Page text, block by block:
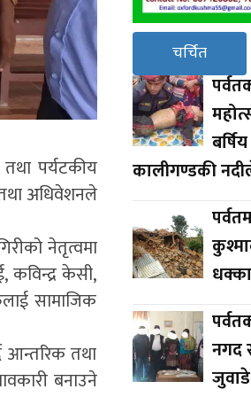
तथा पर्यटकीय
अधिवेशनले
नेतृत्वमा
कविन्द्र केसी,
सामाजिक
आन्तरिक तथा
बनाउने
चर्चित
कालीगण्डकी
नगद